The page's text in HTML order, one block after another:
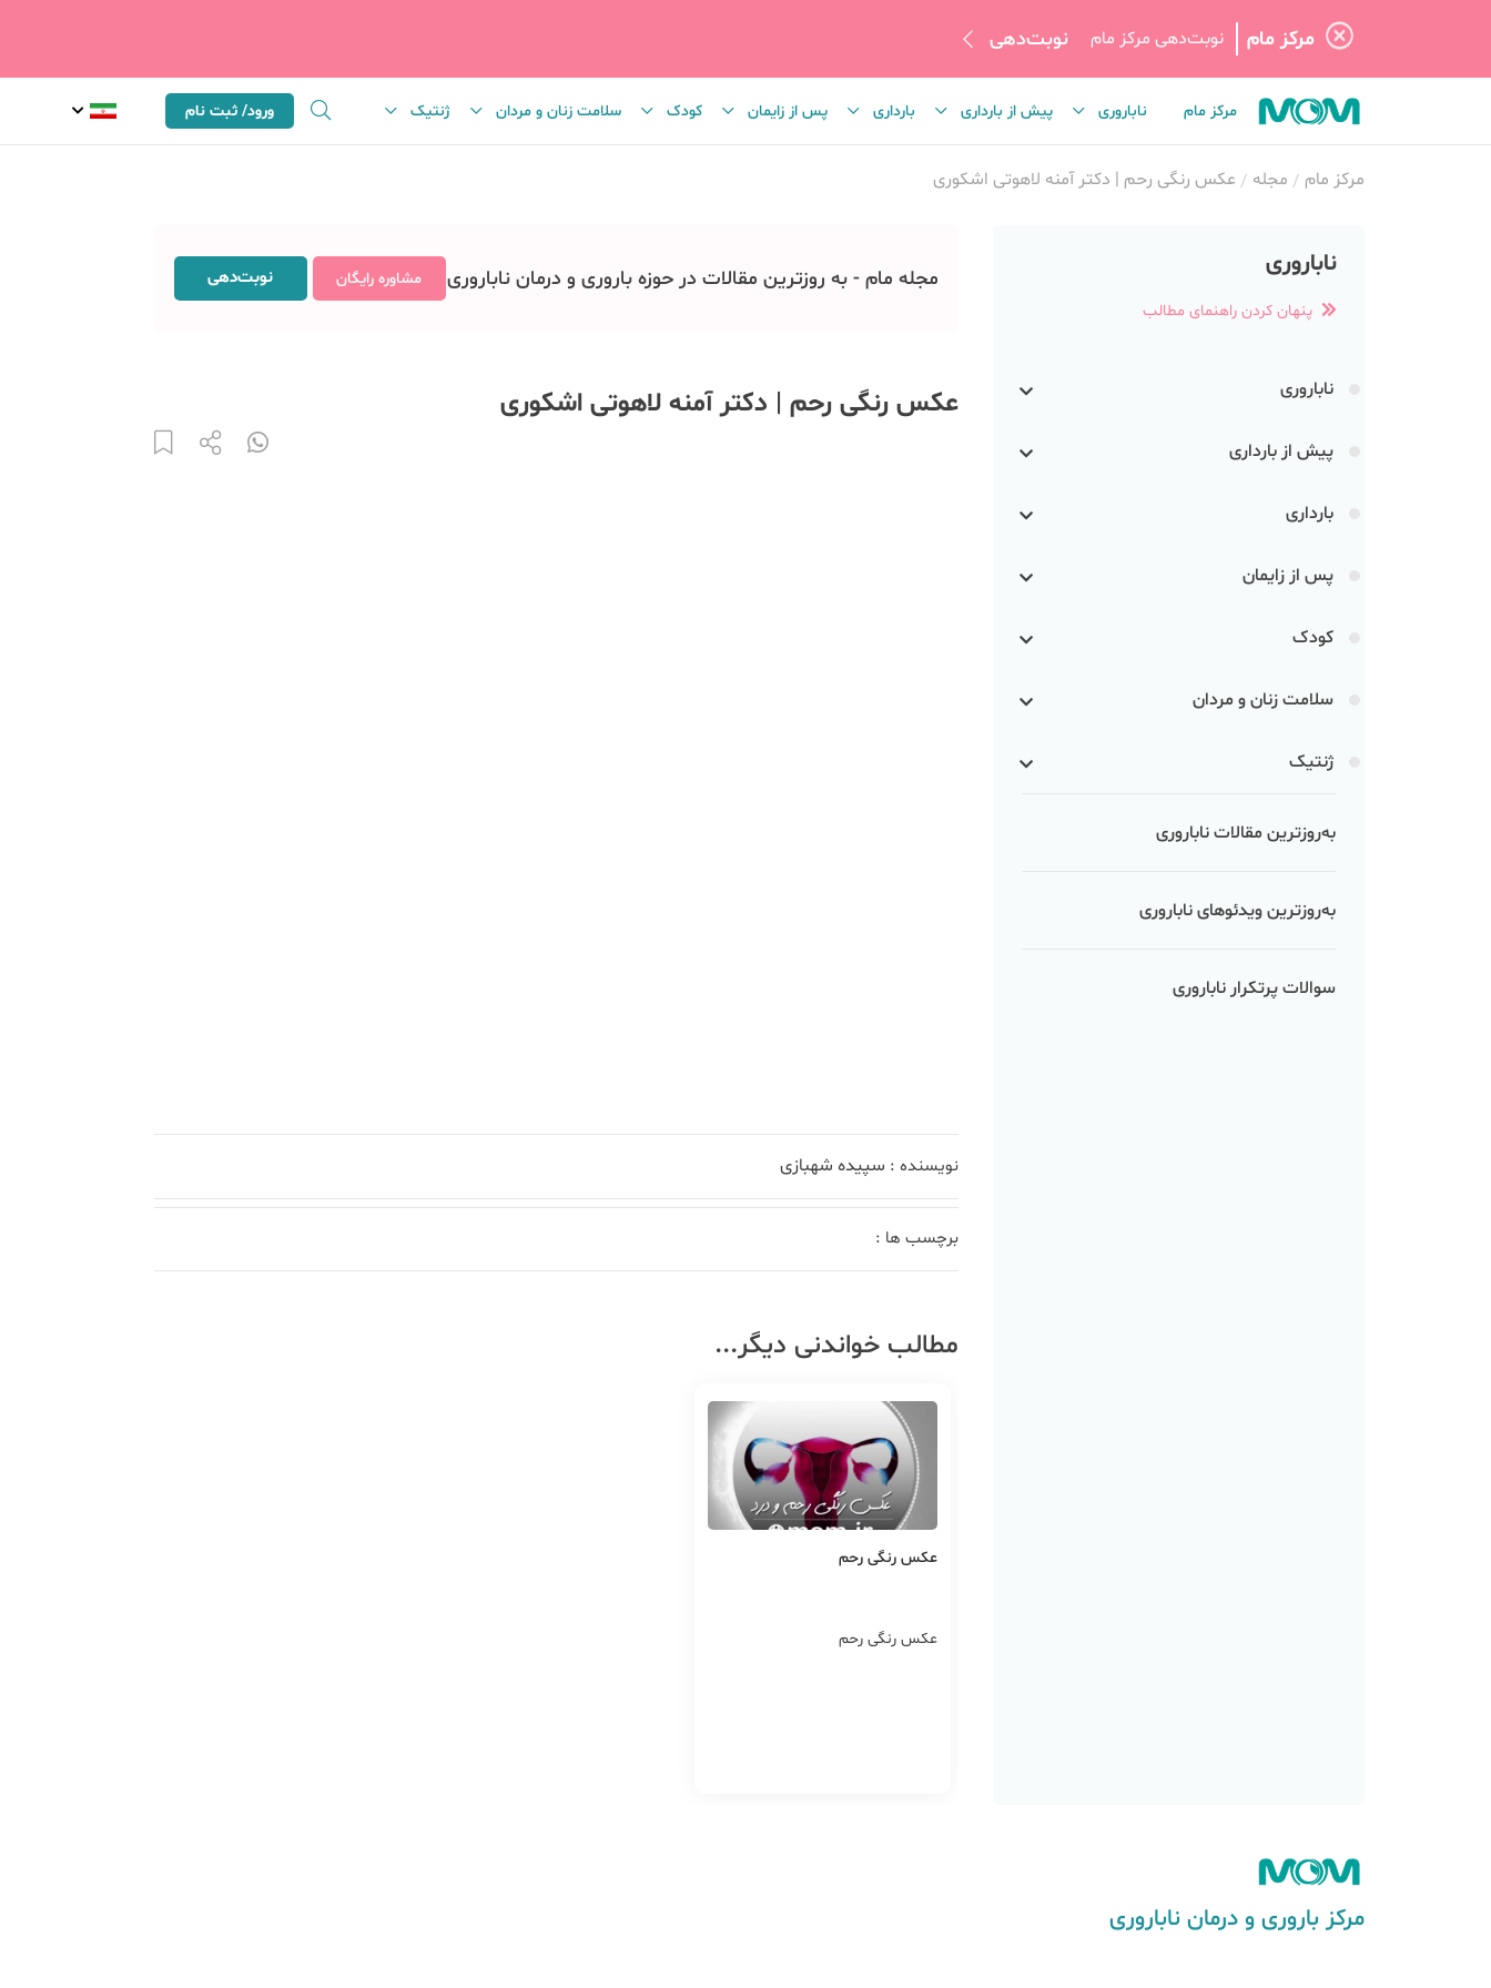
مرکز مام نوبت‌دهی مرکز مام نوبت‌دهی
مرکز مام ناباروری پیش از بارداری بارداری پس از زایمان کودک سلامت زنان و مردان ژنتیک ورود/ ثبت نام
مرکز مام مجله عکس رنگی رحم | دکتر آمنه لاهوتی اشکوری
ناباروری
پنهان کردن راهنمای مطالب
ناباروری
پیش از بارداری
بارداری
پس از زایمان
کودک
سلامت زنان و مردان
ژنتیک
به‌روزترین مقالات ناباروری
به‌روزترین ویدئوهای ناباروری
سوالات پرتکرار ناباروری
مجله مام - به روزترین مقالات در حوزه باروری و درمان ناباروری مشاوره رایگان نوبت‌دهی
عکس رنگی رحم | دکتر آمنه لاهوتی اشکوری
نویسنده : سپیده شهبازی
برچسب ها :
مطالب خواندنی دیگر...
عکس رنگی رحم
عکس رنگی رحم
مرکز باروری و درمان ناباروری